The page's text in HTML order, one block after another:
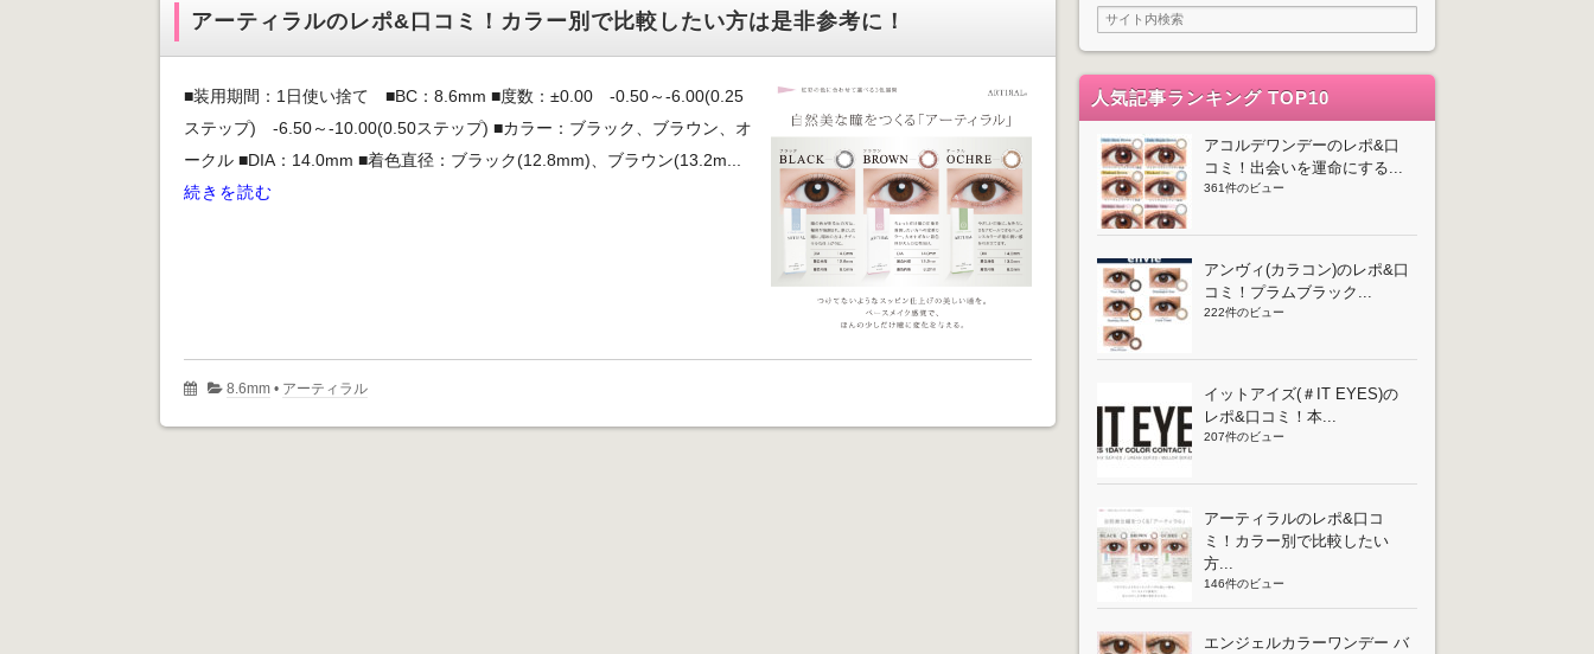
アーティラルのレポ&口コミ！カラー別で比較したい方は是非参考に！
■装用期間：1日使い捨て ■BC：8.6mm ■度数：±0.00 -0.50～-6.00(0.25
ステップ) -6.50～-10.00(0.50ステップ) ■カラー：ブラック、ブラウン、オ
ークル ■DIA：14.0mm ■着色直径：ブラック(12.8mm)、ブラウン(13.2m...
続きを読む
8.6mm• アーティラル
人気記事ランキング TOP10
アコルデワンデーのレポ&口
コミ！出会いを運命にする...
361件のビュー
アンヴィ(カラコン)のレポ&口
コミ！プラムブラック...
222件のビュー
イットアイズ(＃IT EYES)の
レポ&口コミ！本...
207件のビュー
アーティラルのレポ&口コ
ミ！カラー別で比較したい
方...
146件のビュー
エンジェルカラーワンデー バ